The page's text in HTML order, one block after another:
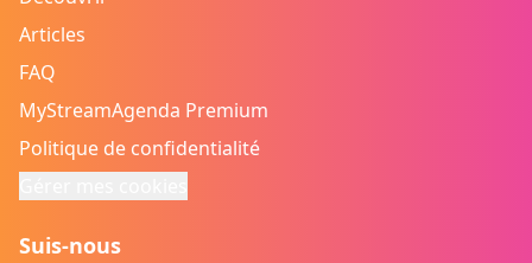
Articles
FAQ
MyStreamAgenda Premium
Politique de confidentialité
Suis-nous